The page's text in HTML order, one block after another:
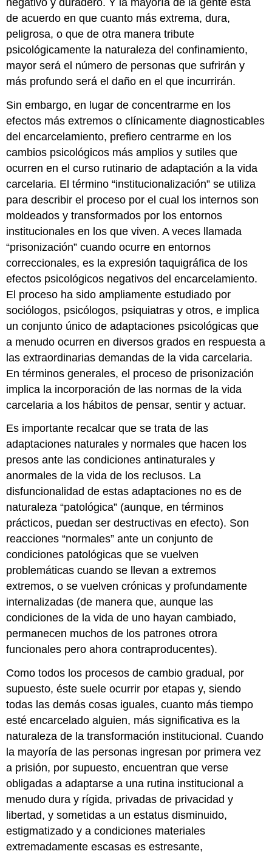
de acuerdo en que cuanto más extrema, dura,
peligrosa, o que de otra manera tribute
psicológicamente la naturaleza del confinamiento,
mayor será el número de personas que sufrirán y
más profundo será el daño en el que incurrirán.
Sin embargo, en lugar de concentrarme en los
efectos más extremos o clínicamente diagnosticables
del encarcelamiento, prefiero centrarme en los
cambios psicológicos más amplios y sutiles que
ocurren en el curso rutinario de adaptación a la vida
carcelaria. El término “institucionalización” se utiliza
para describir el proceso por el cual los internos son
moldeados y transformados por los entornos
institucionales en los que viven. A veces llamada
“prisonización” cuando ocurre en entornos
correccionales, es la expresión taquigráfica de los
efectos psicológicos negativos del encarcelamiento.
El proceso ha sido ampliamente estudiado por
sociólogos, psicólogos, psiquiatras y otros, e implica
un conjunto único de adaptaciones psicológicas que
a menudo ocurren en diversos grados en respuesta a
las extraordinarias demandas de la vida carcelaria.
En términos generales, el proceso de prisonización
implica la incorporación de las normas de la vida
carcelaria a los hábitos de pensar, sentir y actuar.
Es importante recalcar que se trata de las
adaptaciones naturales y normales que hacen los
presos ante las condiciones antinaturales y
anormales de la vida de los reclusos. La
disfuncionalidad de estas adaptaciones no es de
naturaleza “patológica” (aunque, en términos
prácticos, puedan ser destructivas en efecto). Son
reacciones “normales” ante un conjunto de
condiciones patológicas que se vuelven
problemáticas cuando se llevan a extremos
extremos, o se vuelven crónicas y profundamente
internalizadas (de manera que, aunque las
condiciones de la vida de uno hayan cambiado,
permanecen muchos de los patrones otrora
funcionales pero ahora contraproducentes).
Como todos los procesos de cambio gradual, por
supuesto, éste suele ocurrir por etapas y, siendo
todas las demás cosas iguales, cuanto más tiempo
esté encarcelado alguien, más significativa es la
naturaleza de la transformación institucional. Cuando
la mayoría de las personas ingresan por primera vez
a prisión, por supuesto, encuentran que verse
obligadas a adaptarse a una rutina institucional a
menudo dura y rígida, privadas de privacidad y
libertad, y sometidas a un estatus disminuido,
estigmatizado y a condiciones materiales
extremadamente escasas es estresante,